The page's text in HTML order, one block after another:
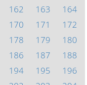
162 163
164
170 171
172
178 179
180
186 187
188
194 195
196